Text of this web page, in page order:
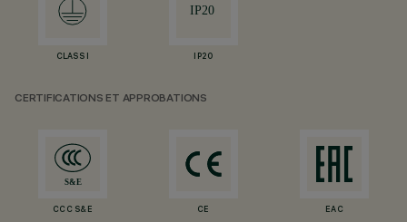
CLASS I IP20
CERTIFICATIONS ET APPROBATIONS
CCC S&E CE EAC